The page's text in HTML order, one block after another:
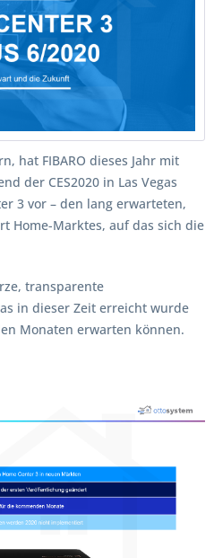
hat FIBARO dieses Jahr mit
der CES2020 in Las Vegas
3 vor – den lang erwarteten,
Home-Marktes, auf das sich die
transparente
in dieser Zeit erreicht wurde
Monaten erwarten können.